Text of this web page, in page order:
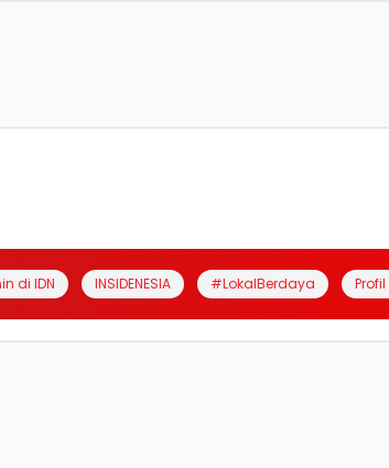
di IDN INSIDENESIA #LokalBerdaya